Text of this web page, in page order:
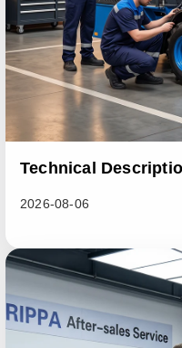
Technical
2026-08-06